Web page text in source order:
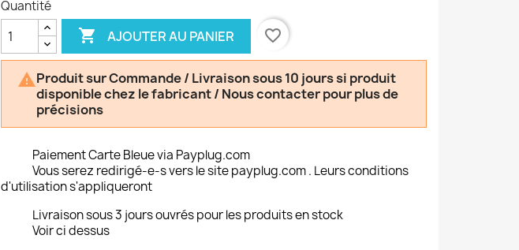
Quantité
 AJOUTER AU PANIER favorite_border
Produit sur Commande / Livraison sous 10 jours si produit
disponible chez le fabricant / Nous contacter pour plus de
précisions
Paiement Carte Bleue via Payplug.com
Vous serez redirigé-e-s vers le site payplug.com . Leurs conditions
d'utilisation s'appliqueront
Livraison sous 3 jours ouvrés pour les produits en stock
Voir ci dessus